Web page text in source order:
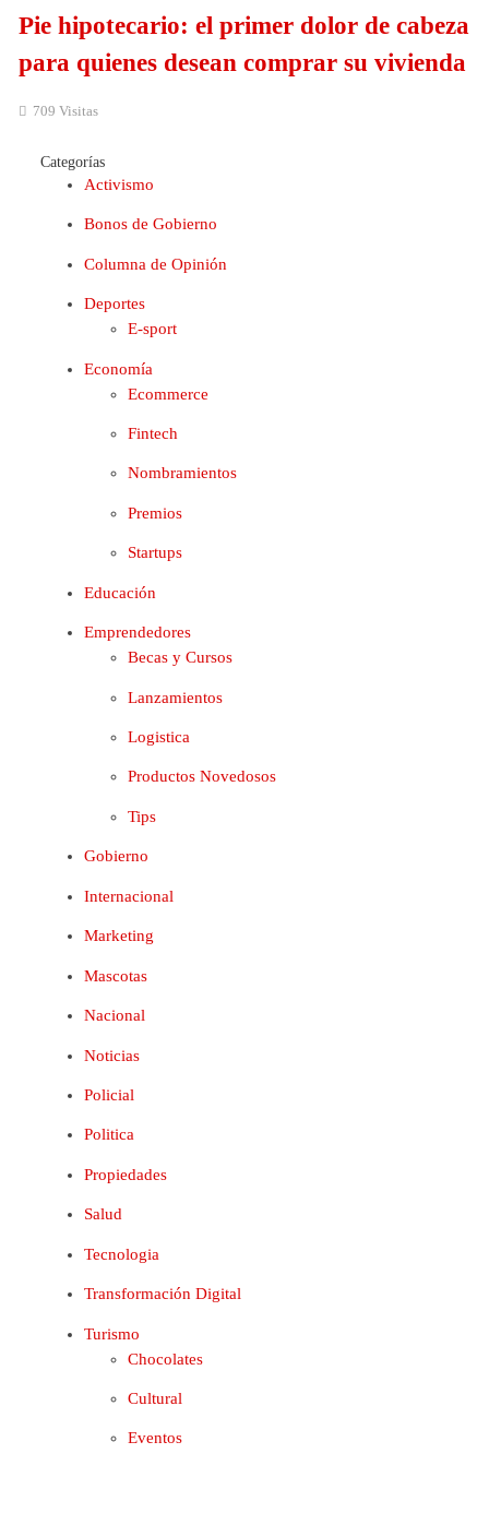
Pie hipotecario: el primer dolor de cabeza
para quienes desean comprar su vivienda
709 Visitas
Categorías
Activismo
Bonos de Gobierno
Columna de Opinión
Deportes
E-sport
Economía
Ecommerce
Fintech
Nombramientos
Premios
Startups
Educación
Emprendedores
Becas y Cursos
Lanzamientos
Logistica
Productos Novedosos
Tips
Gobierno
Internacional
Marketing
Mascotas
Nacional
Noticias
Policial
Politica
Propiedades
Salud
Tecnologia
Transformación Digital
Turismo
Chocolates
Cultural
Eventos